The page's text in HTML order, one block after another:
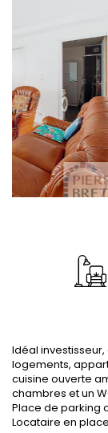
Idéal
logements,
cuisine ouverte
chambres et un
Place de parking
Locataire en